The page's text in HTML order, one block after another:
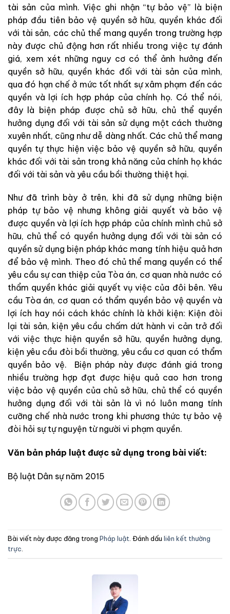
tài sản của mình. Việc ghi nhận “tự bảo vệ” là biện
pháp đầu tiên bảo vệ quyền sở hữu, quyền khác đối
với tài sản, các chủ thể mang quyền trong trường hợp
này được chủ động hơn rất nhiều trong việc tự đánh
giá, xem xét những nguy cơ có thể ảnh hưởng đến
quyền sở hữu, quyền khác đối với tài sản của mình,
qua đó hạn chế ở mức tốt nhất sự xâm phạm đến các
quyền và lợi ích hợp pháp của chính họ. Có thể nói,
đây là biện pháp được chủ sở hữu, chủ thể quyền
hưởng dụng đối với tài sản sử dụng một cách thường
xuyên nhất, cũng như dễ dàng nhất. Các chủ thể mang
quyền tự thực hiện việc bảo vệ quyền sở hữu, quyền
khác đối với tài sản trong khả năng của chính họ khác
đối với tài sản và yêu cầu bồi thường thiệt hại.
Như đã trình bày ở trên, khi đã sử dụng những biện
pháp tự bảo vệ nhưng không giải quyết và bảo vệ
được quyền và lợi ích hợp pháp của chính mình chủ sở
hữu, chủ thể có quyền hưởng dụng đối với tài sản có
quyền sử dụng biện pháp khác mang tính hiệu quả hơn
để bảo vệ mình. Theo đó chủ thể mang quyền có thể
yêu cầu sự can thiệp của Tòa án, cơ quan nhà nước có
thẩm quyền khác giải quyết vụ việc của đôi bên. Yêu
cầu Tòa án, cơ quan có thẩm quyền bảo vệ quyền và
lợi ích hay nói cách khác chính là khởi kiện: Kiện đòi
lại tài sản, kiện yêu cầu chấm dứt hành vi cản trở đối
với việc thực hiện quyền sở hữu, quyền hưởng dụng,
kiện yêu cầu đòi bồi thường, yêu cầu cơ quan có thẩm
quyền bảo vệ.
Biện pháp này được đánh giá trong
nhiều trường hợp đạt được hiệu quả cao hơn trong
việc bảo vệ quyền của chủ sở hữu, chủ thể có quyền
hưởng dụng đối với tài sản là vì nó luôn mang tính
cưỡng chế nhà nước trong khi phương thức tự bảo vệ
đòi hỏi sự tự nguyện từ người vi phạm quyền.
Văn bản pháp luật được sử dụng trong bài viết:
Bộ luật Dân sự năm 2015
Bài viết này được đăng trong Pháp luật. Đánh dấu liên kết thường
trực.